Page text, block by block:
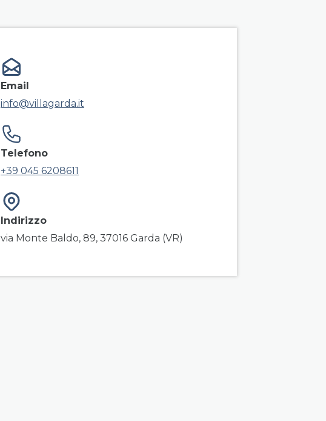
field group right
Email
info@villagarda.it
Telefono
+39 045 6208611
Indirizzo
via Monte Baldo, 89, 37016 Garda (VR)